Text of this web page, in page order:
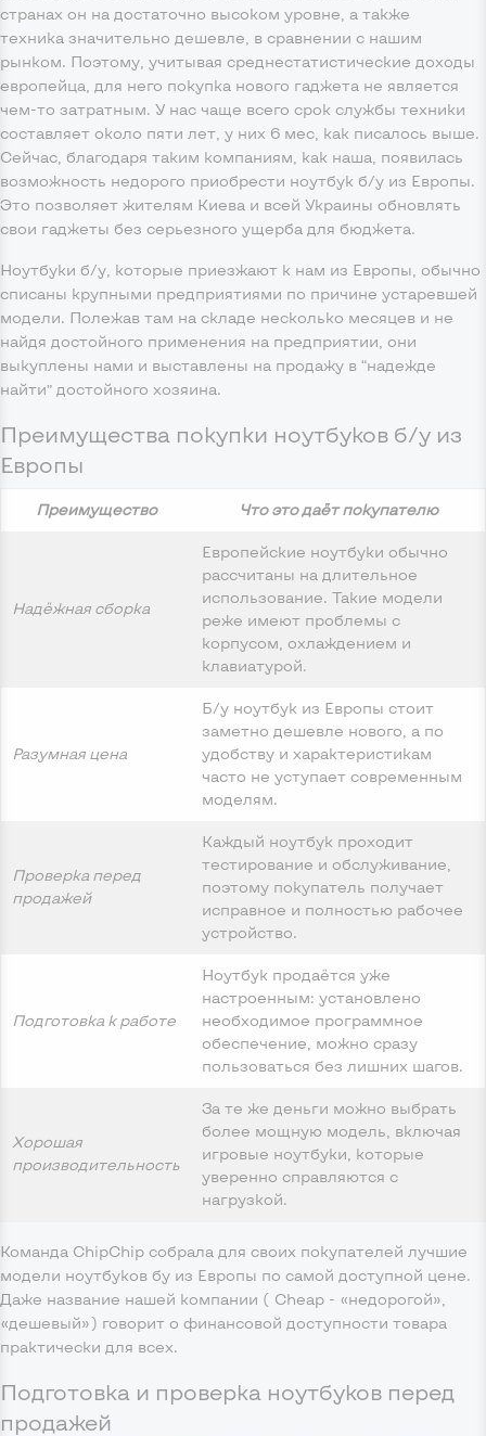
странах он на достаточно высоком уровне, а также
техника значительно дешевле, в сравнении с нашим
рынком. Поэтому, учитывая среднестатистические доходы
европейца, для него покупка нового гаджета не является
чем-то затратным. У нас чаще всего срок службы техники
составляет около пяти лет, у них 6 мес, как писалось выше.
Сейчас, благодаря таким компаниям, как наша, появилась
возможность недорого приобрести ноутбук б/у из Европы.
Это позволяет жителям Киева и всей Украины обновлять
свои гаджеты без серьезного ущерба для бюджета.
Ноутбуки б/у, которые приезжают к нам из Европы, обычно
списаны крупными предприятиями по причине устаревшей
модели. Полежав там на складе несколько месяцев и не
найдя достойного применения на предприятии, они
выкуплены нами и выставлены на продажу в “надежде
найти” достойного хозяина.
Преимущества покупки ноутбуков б/у из
Европы
Преимущество Что это даёт покупателю
Надёжная сборка
Европейские ноутбуки обычно
рассчитаны на длительное
использование. Такие модели
реже имеют проблемы с
корпусом, охлаждением и
клавиатурой.
Разумная цена
Б/у ноутбук из Европы стоит
заметно дешевле нового, а по
удобству и характеристикам
часто не уступает современным
моделям.
Проверка перед
продажей
Каждый ноутбук проходит
тестирование и обслуживание,
поэтому покупатель получает
исправное и полностью рабочее
устройство.
Подготовка к работе
Ноутбук продаётся уже
настроенным: установлено
необходимое программное
обеспечение, можно сразу
пользоваться без лишних шагов.
Хорошая
производительность
За те же деньги можно выбрать
более мощную модель, включая
игровые ноутбуки, которые
уверенно справляются с
нагрузкой.
Команда ChipChip собрала для своих покупателей лучшие
модели ноутбуков бу из Европы по самой доступной цене.
Даже название нашей компании ( Cheap - «недорогой»,
«дешевый») говорит о финансовой доступности товара
практически для всех.
Подготовка и проверка ноутбуков перед
продажей